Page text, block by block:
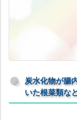
炭水化物が腸
いた根菜類な